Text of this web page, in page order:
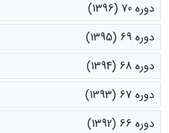
دوره 70 (1396)
دوره 69 (1395)
دوره 68 (1394)
دوره 67 (1393)
دوره 66 (1392)